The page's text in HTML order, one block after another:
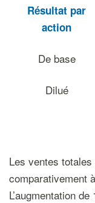
Résultat par
action
De base
Dilué
Les ventes
comparativement
L’augmentation